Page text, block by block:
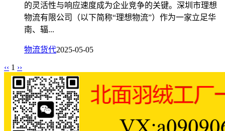
的灵活性与响应速度成为企业竞争的关键。深圳市理想
物流有限公司（以下简称“理想物流”）作为一家立足华
南、辐...
物流货代2025-05-05
‹‹ 1 ››